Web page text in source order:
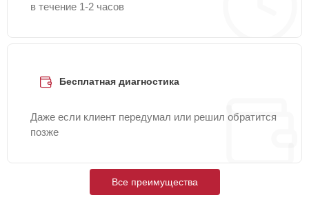
в течение 1-2 часов
Бесплатная диагностика
Даже если клиент передумал или решил обратится
позже
Все преимущества